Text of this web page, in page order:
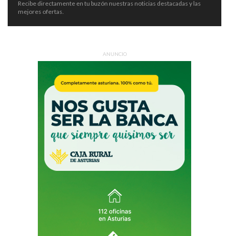
Recibe directamente en tu buzón nuestras noticias destacadas y las
mejores ofertas.
ANUNCIO